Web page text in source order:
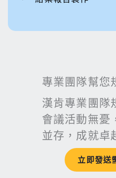
專業團隊幫您
漢肯專業團隊
會議活動無憂
並存，成就卓
立即發送